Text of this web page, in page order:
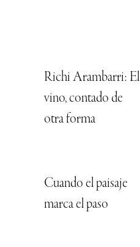
Richi Arambarri: El
vino, contado de
otra forma
Cuando el paisaje
marca el paso